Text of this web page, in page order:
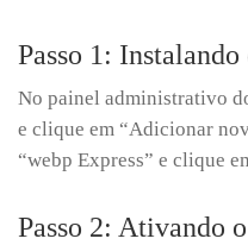
Passo 1:
No painel administrativo
e clique em “Adicionar
“webp Express” e clique
Passo 2: Ativando